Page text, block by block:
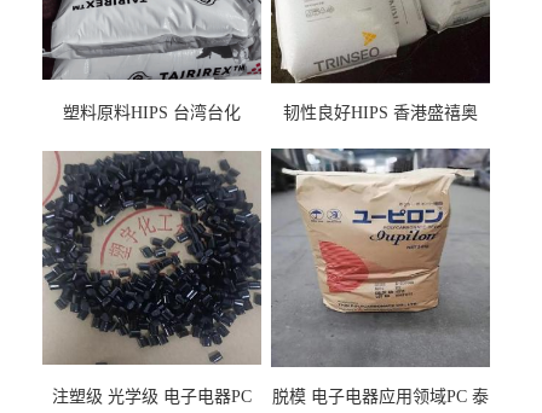
塑料原料HIPS 台湾台化
用料
韧性良好HIPS 香港盛禧奥
注塑级 光学级 电子电器PC 脱模 电子电器应用领域PC 泰